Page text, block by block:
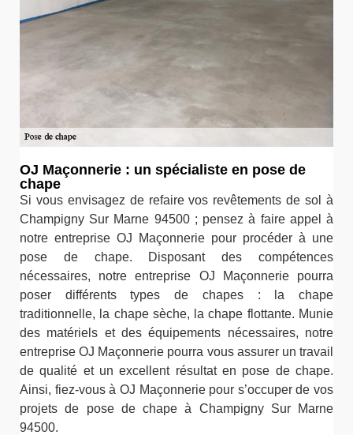
OJ Maçonnerie : un spécialiste en pose de
chape
Si vous envisagez de refaire vos revêtements de sol à
Champigny Sur Marne 94500 ; pensez à faire appel à
notre entreprise OJ Maçonnerie pour procéder à une
pose de chape. Disposant des compétences
nécessaires, notre entreprise OJ Maçonnerie pourra
poser différents types de chapes : la chape
traditionnelle, la chape sèche, la chape flottante. Munie
des matériels et des équipements nécessaires, notre
entreprise OJ Maçonnerie pourra vous assurer un travail
de qualité et un excellent résultat en pose de chape.
Ainsi, fiez-vous à OJ Maçonnerie pour s’occuper de vos
projets de pose de chape à Champigny Sur Marne
94500.